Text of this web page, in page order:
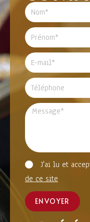
J'ai lu et
de ce site
ENVOYER